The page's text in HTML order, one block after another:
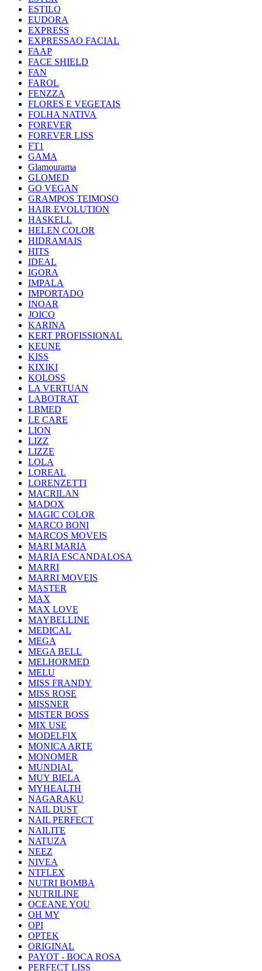
ESTILO
EUDORA
EXPRESS
EXPRESSAO FACIAL
FAAP
FACE SHIELD
FAN
FAROL
FENZZA
FLORES E VEGETAIS
FOLHA NATIVA
FOREVER
FOREVER LISS
FT1
GAMA
Glamourama
GLOMED
GO VEGAN
GRAMPOS TEIMOSO
HAIR EVOLUTION
HASKELL
HELEN COLOR
HIDRAMAIS
HITS
IDEAL
IGORA
IMPALA
IMPORTADO
INOAR
JOICO
KARINA
KERT PROFISSIONAL
KEUNE
KISS
KIXIKI
KOLOSS
LA VERTUAN
LABOTRAT
LBMED
LE CARE
LION
LIZZ
LIZZE
LOLA
LOREAL
LORENZETTI
MACRILAN
MADOX
MAGIC COLOR
MARCO BONI
MARCOS MOVEIS
MARI MARIA
MARIA ESCANDALOSA
MARRI
MARRI MOVEIS
MASTER
MAX
MAX LOVE
MAYBELLINE
MEDICAL
MEGA
MEGA BELL
MELHORMED
MELU
MISS FRANDY
MISS ROSE
MISSNER
MISTER BOSS
MIX USE
MODELFIX
MONICA ARTE
MONOMER
MUNDIAL
MUY BIELA
MYHEALTH
NAGARAKU
NAIL DUST
NAIL PERFECT
NAILITE
NATUZA
NEEZ
NIVEA
NTFLEX
NUTRI BOMBA
NUTRILINE
OCEANE YOU
OH MY
OPI
OPTEK
ORIGINAL
PAYOT - BOCA ROSA
PERFECT LISS